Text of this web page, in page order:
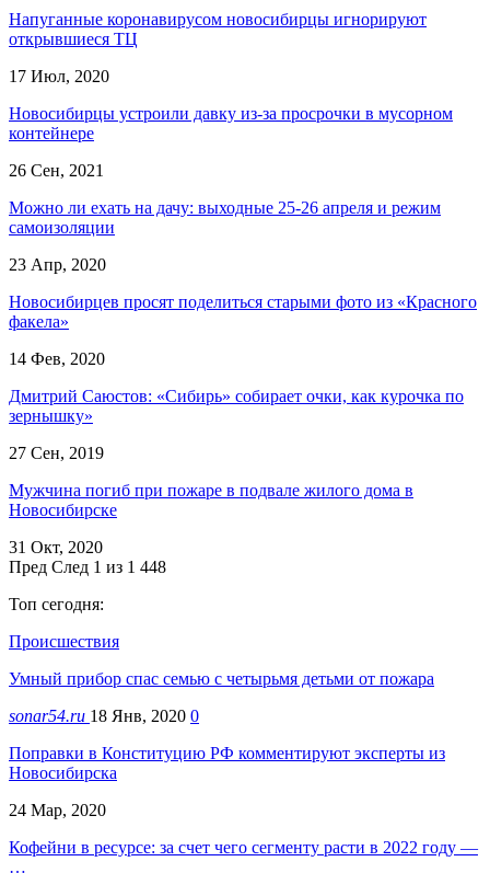
Напуганные коронавирусом новосибирцы игнорируют
открывшиеся ТЦ
17 Июл, 2020
Новосибирцы устроили давку из-за просрочки в мусорном
контейнере
26 Сен, 2021
Можно ли ехать на дачу: выходные 25-26 апреля и режим
самоизоляции
23 Апр, 2020
Новосибирцев просят поделиться старыми фото из «Красного
факела»
14 Фев, 2020
Дмитрий Саюстов: «Сибирь» собирает очки, как курочка по
зернышку»
27 Сен, 2019
Мужчина погиб при пожаре в подвале жилого дома в
Новосибирске
31 Окт, 2020
Пред След 1 из 1 448
Топ сегодня:
Происшествия
Умный прибор спас семью с четырьмя детьми от пожара
sonar54.ru 18 Янв, 2020 0
Поправки в Конституцию РФ комментируют эксперты из
Новосибирска
24 Мар, 2020
Кофейни в ресурсе: за счет чего сегменту расти в 2022 году —
…